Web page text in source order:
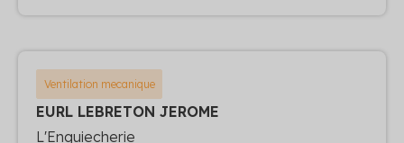
Ventilation mecanique
EURL LEBRETON JEROME
L'Enguiecherie